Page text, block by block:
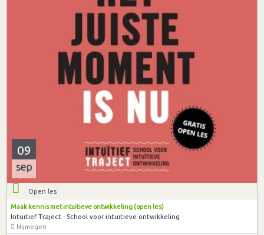
09
sep
Open les
Maak kennis met intuïtieve ontwikkeling (open les)
Intuïtief Traject - School voor intuïtieve ontwikkeling
Nijmegen